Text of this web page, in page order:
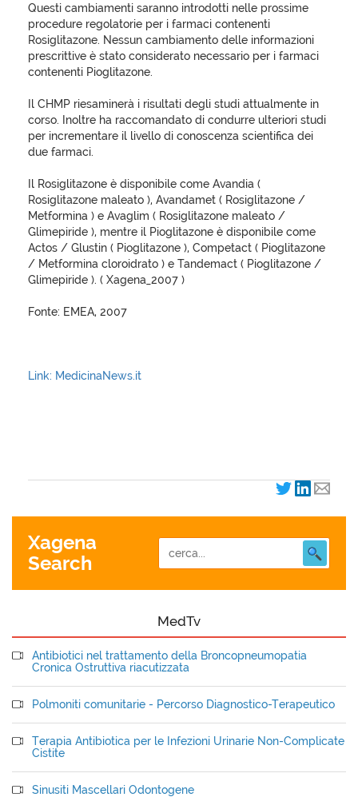
Questi cambiamenti saranno introdotti nelle prossime
procedure regolatorie per i farmaci contenenti
Rosiglitazone. Nessun cambiamento delle informazioni
prescrittive è stato considerato necessario per i farmaci
contenenti Pioglitazone.
Il CHMP riesaminerà i risultati degli studi attualmente in
corso. Inoltre ha raccomandato di condurre ulteriori studi
per incrementare il livello di conoscenza scientifica dei
due farmaci.
Il Rosiglitazone è disponibile come Avandia (
Rosiglitazone maleato ), Avandamet ( Rosiglitazone /
Metformina ) e Avaglim ( Rosiglitazone maleato /
Glimepiride ), mentre il Pioglitazone è disponibile come
Actos / Glustin ( Pioglitazone ), Competact ( Pioglitazone
/ Metformina cloroidrato ) e Tandemact ( Pioglitazone /
Glimepiride ). ( Xagena_2007 )
Fonte: EMEA, 2007
Link: MedicinaNews.it
Xagena
Search
MedTv
Antibiotici nel trattamento della Broncopneumopatia
Cronica Ostruttiva riacutizzata
Polmoniti comunitarie - Percorso Diagnostico-Terapeutico
Terapia Antibiotica per le Infezioni Urinarie Non-Complicate
Cistite
Sinusiti Mascellari Odontogene